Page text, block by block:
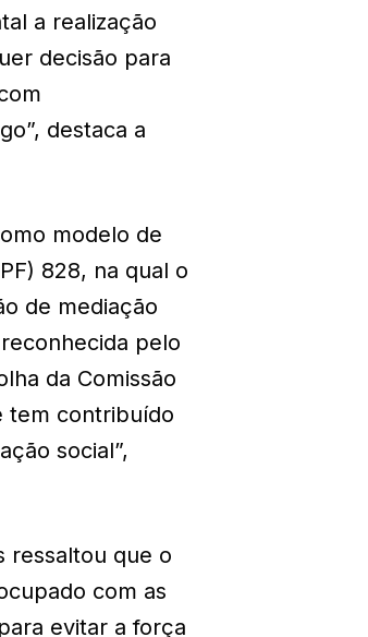
a realização
decisão para
destaca a
modelo de
828, na qual o
de mediação
pelo
da Comissão
tem contribuído
social”,
ressaltou que o
com as
evitar a força